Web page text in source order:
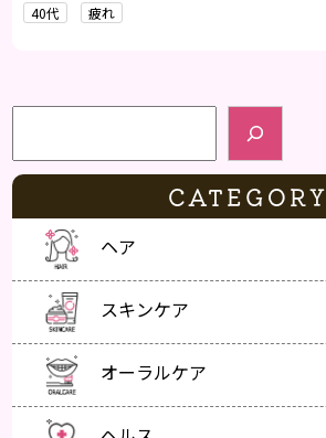
40代 疲れ
検索
CATEGORY
ヘア
スキンケア
オーラルケア